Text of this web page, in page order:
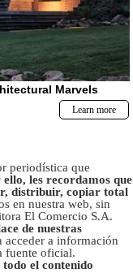
periodística que
ello, les recordamos que
distribuir, copiar total
en nuestra web, sin
El Comercio S.A.
de nuestras
acceder a información
fuente oficial.
el contenido